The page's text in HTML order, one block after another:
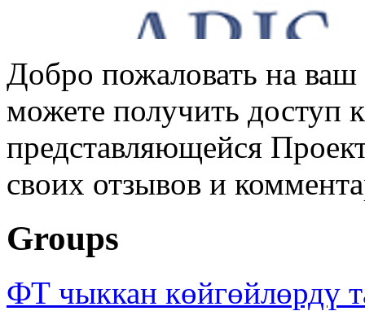
Добро пожаловать на
можете получить доступ
представляющейся
своих отзывов и
Groups
ФТ чыккан көйгөйлөрдү